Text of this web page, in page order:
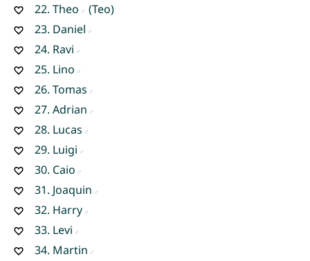
22. Theo
(Teo)
23. Daniel
24. Ravi
25. Lino
26. Tomas
27. Adrian
28. Lucas
29. Luigi
30. Caio
31. Joaquin
32. Harry
33. Levi
34. Martin